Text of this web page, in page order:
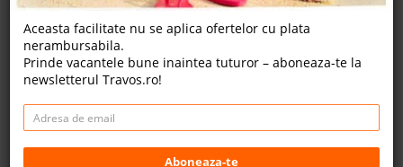
CAZARE
CHARTER AVION
CAZARE + AUTOCAR
CONTACT
Aceasta facilitate nu se aplica ofertelor cu plata
nerambursabila.
Prinde vacantele bune inaintea tuturor – aboneaza-te la
newsletterul Travos.ro!
Aboneaza-te